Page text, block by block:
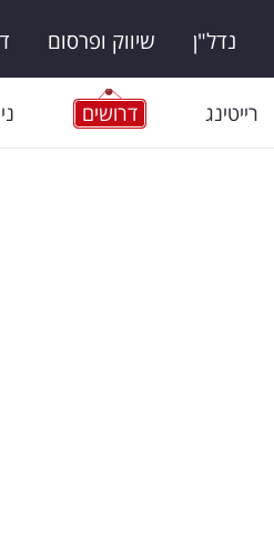
נדל"ן שיווק ופרסום
רייטינג דרושים